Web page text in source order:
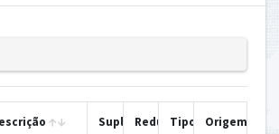
Suplem.Redução
Tipo Origem